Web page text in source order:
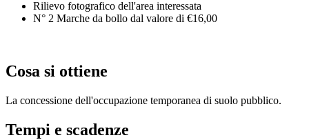
Rilievo fotografico dell'area interessata
N° 2 Marche da bollo dal valore di €16,00
Cosa si ottiene
La concessione dell'occupazione temporanea di suolo pubblico.
Tempi e scadenze